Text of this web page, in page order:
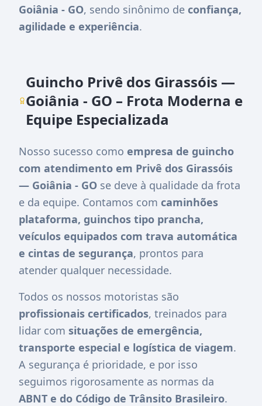
Goiânia - GO, sendo sinônimo de confiança,
agilidade e experiência.
Guincho Privê dos Girassóis —
Goiânia - GO – Frota Moderna e
Equipe Especializada
Nosso sucesso como empresa de guincho
com atendimento em Privê dos Girassóis
— Goiânia - GO se deve à qualidade da frota
e da equipe. Contamos com caminhões
plataforma, guinchos tipo prancha,
veículos equipados com trava automática
e cintas de segurança, prontos para
atender qualquer necessidade.
Todos os nossos motoristas são
profissionais certificados, treinados para
lidar com situações de emergência,
transporte especial e logística de viagem.
A segurança é prioridade, e por isso
seguimos rigorosamente as normas da
ABNT e do Código de Trânsito Brasileiro.